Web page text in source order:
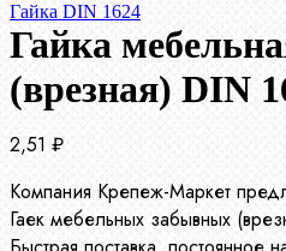
Гайка DIN 1624
Гайка
(врезная) DIN
2,51 ₽
Компания Крепеж-Маркет
Гаек мебельных забывных